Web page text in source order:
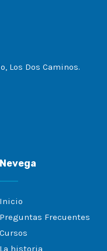
Nevega
Inicio
Preguntas Frecuentes
Cursos
La historia
Los Dos Caminos.